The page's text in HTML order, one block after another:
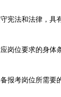
法和法律，具
位要求的身体
考岗位所需要